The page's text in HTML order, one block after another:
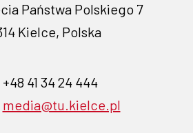
Państwa Polskiego 7
Kielce, Polska
41 34 24 444
media@tu.kielce.pl